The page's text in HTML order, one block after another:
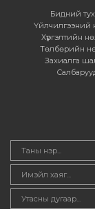
Бидний
Үйлчилгээний
Хүргэлтийн
Төлбөрийн
Захиалга